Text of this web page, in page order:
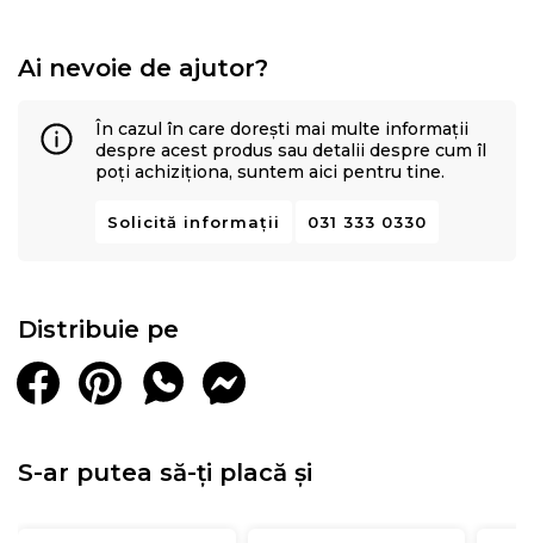
Ai nevoie de ajutor?
În cazul în care dorești mai multe informații
despre acest produs sau detalii despre cum îl
poți achiziționa, suntem aici pentru tine.
Solicită informații 031 333 0330
Distribuie pe
S-ar putea să-ți placă și